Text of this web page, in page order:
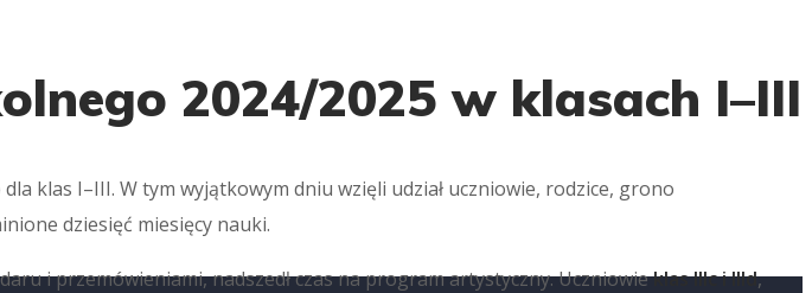
2024/2025 w klasach I–III
klas I–III. W tym wyjątkowym dniu wzięli udział uczniowie, rodzice, grono
dziesięć miesięcy nauki.
i przemówieniami, nadszedł czas na program artystyczny. Uczniowieklas IIIc i IIId,